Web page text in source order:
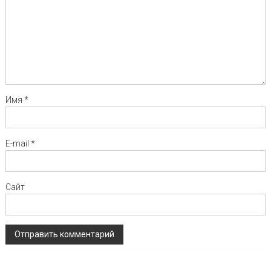
Имя *
E-mail *
Сайт